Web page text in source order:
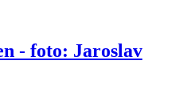
- foto: Jaroslav